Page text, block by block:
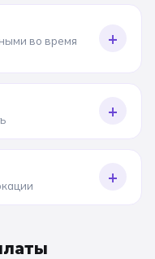
во время
+
+
+